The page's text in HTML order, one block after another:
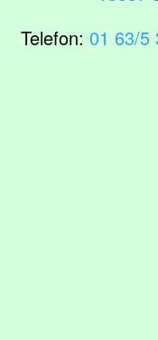
Telefon: 01 63/5